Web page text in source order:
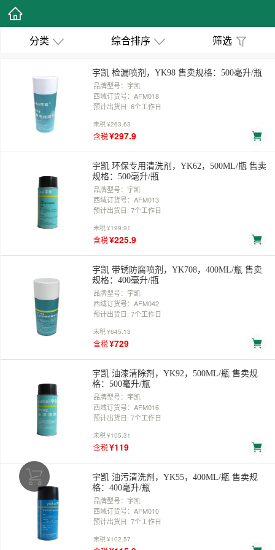
分类 综合排序 筛选
宇凯 检漏喷剂，YK98 售卖规格：500毫升/瓶
品牌型号：宇凯
西域订货号：AFM018
预计出货日: 6个工作日
未税¥263.63
含税¥297.9
宇凯 环保专用清洗剂，YK62，500ML/瓶 售卖
规格：500毫升/瓶
品牌型号：宇凯
西域订货号：AFM013
预计出货日: 7个工作日
未税¥199.91
含税¥225.9
宇凯 带锈防腐喷剂，YK708，400ML/瓶 售卖
规格：400毫升/瓶
品牌型号：宇凯
西域订货号：AFM042
预计出货日: 7个工作日
未税¥645.13
含税¥729
宇凯 油漆清除剂，YK92，500ML/瓶 售卖规
格：500毫升/瓶
品牌型号：宇凯
西域订货号：AFM016
预计出货日: 7个工作日
未税¥105.31
含税¥119
宇凯 油污清洗剂，YK55，400ML/瓶 售卖规
格：400毫升/瓶
品牌型号：宇凯
西域订货号：AFM010
预计出货日: 7个工作日
未税¥102.57